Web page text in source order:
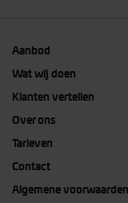
Aanbod
Wat wij doen
Klanten vertellen
Over ons
Tarieven
Contact
Algemene voorwaarden